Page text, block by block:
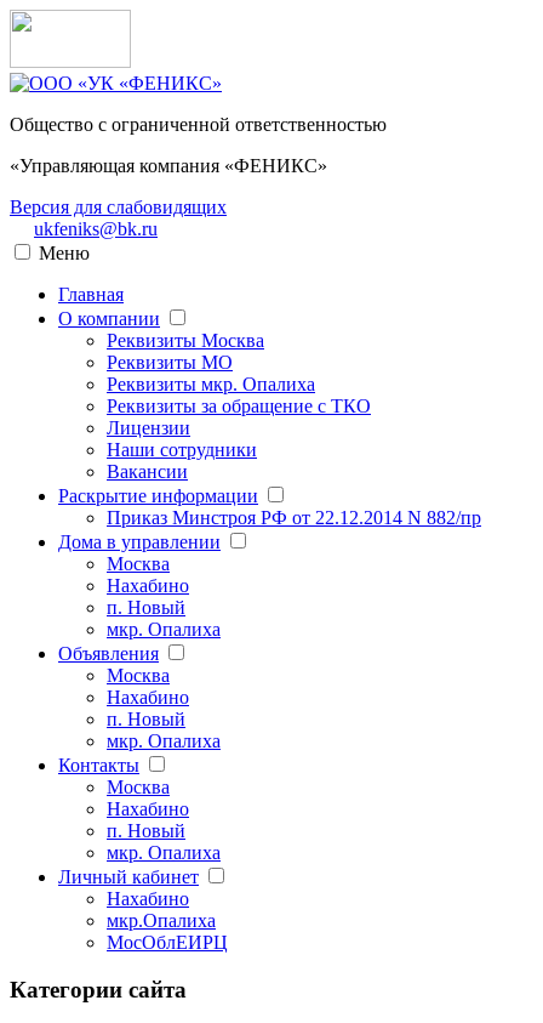
Общество с ограниченной ответственностью
«Управляющая компания «ФЕНИКС»
Версия для слабовидящих
ukfeniks@bk.ru
Меню
Главная
О компании
Реквизиты Москва
Реквизиты МО
Реквизиты мкр. Опалиха
Реквизиты за обращение с ТКО
Лицензии
Наши сотрудники
Вакансии
Раскрытие информации
Приказ Минстроя РФ от 22.12.2014 N 882/пр
Дома в управлении
Москва
Нахабино
п. Новый
мкр. Опалиха
Объявления
Москва
Нахабино
п. Новый
мкр. Опалиха
Контакты
Москва
Нахабино
п. Новый
мкр. Опалиха
Личный кабинет
Нахабино
мкр.Опалиха
МосОблЕИРЦ
Категории сайта